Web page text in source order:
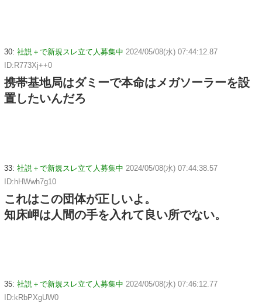
30: 社説＋で新規スレ立て人募集中 2024/05/08(水) 07:44:12.87
ID:R773Xj++0
携帯基地局はダミーで本命はメガソーラーを設
置したいんだろ
33: 社説＋で新規スレ立て人募集中 2024/05/08(水) 07:44:38.57
ID:hHWwh7g10
これはこの団体が正しいよ。
知床岬は人間の手を入れて良い所でない。
35: 社説＋で新規スレ立て人募集中 2024/05/08(水) 07:46:12.77
ID:kRbPXgUW0